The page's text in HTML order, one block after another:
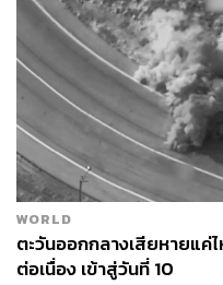
WORLD
ตะวันออกกลางเสียหายแ
ต่อเนื่อง เข้าสู่วันที่ 10